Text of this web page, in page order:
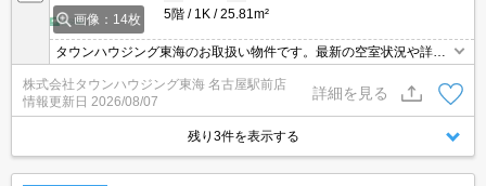
画像：14枚
5階
1K 25.81m²
タウンハウジング東海のお取扱い物件です。最新の空室状況や詳細
株式会社タウンハウジング東海 名古屋駅前店
情報更新日 2026/08/07
詳細を見る
残り3件を表示する